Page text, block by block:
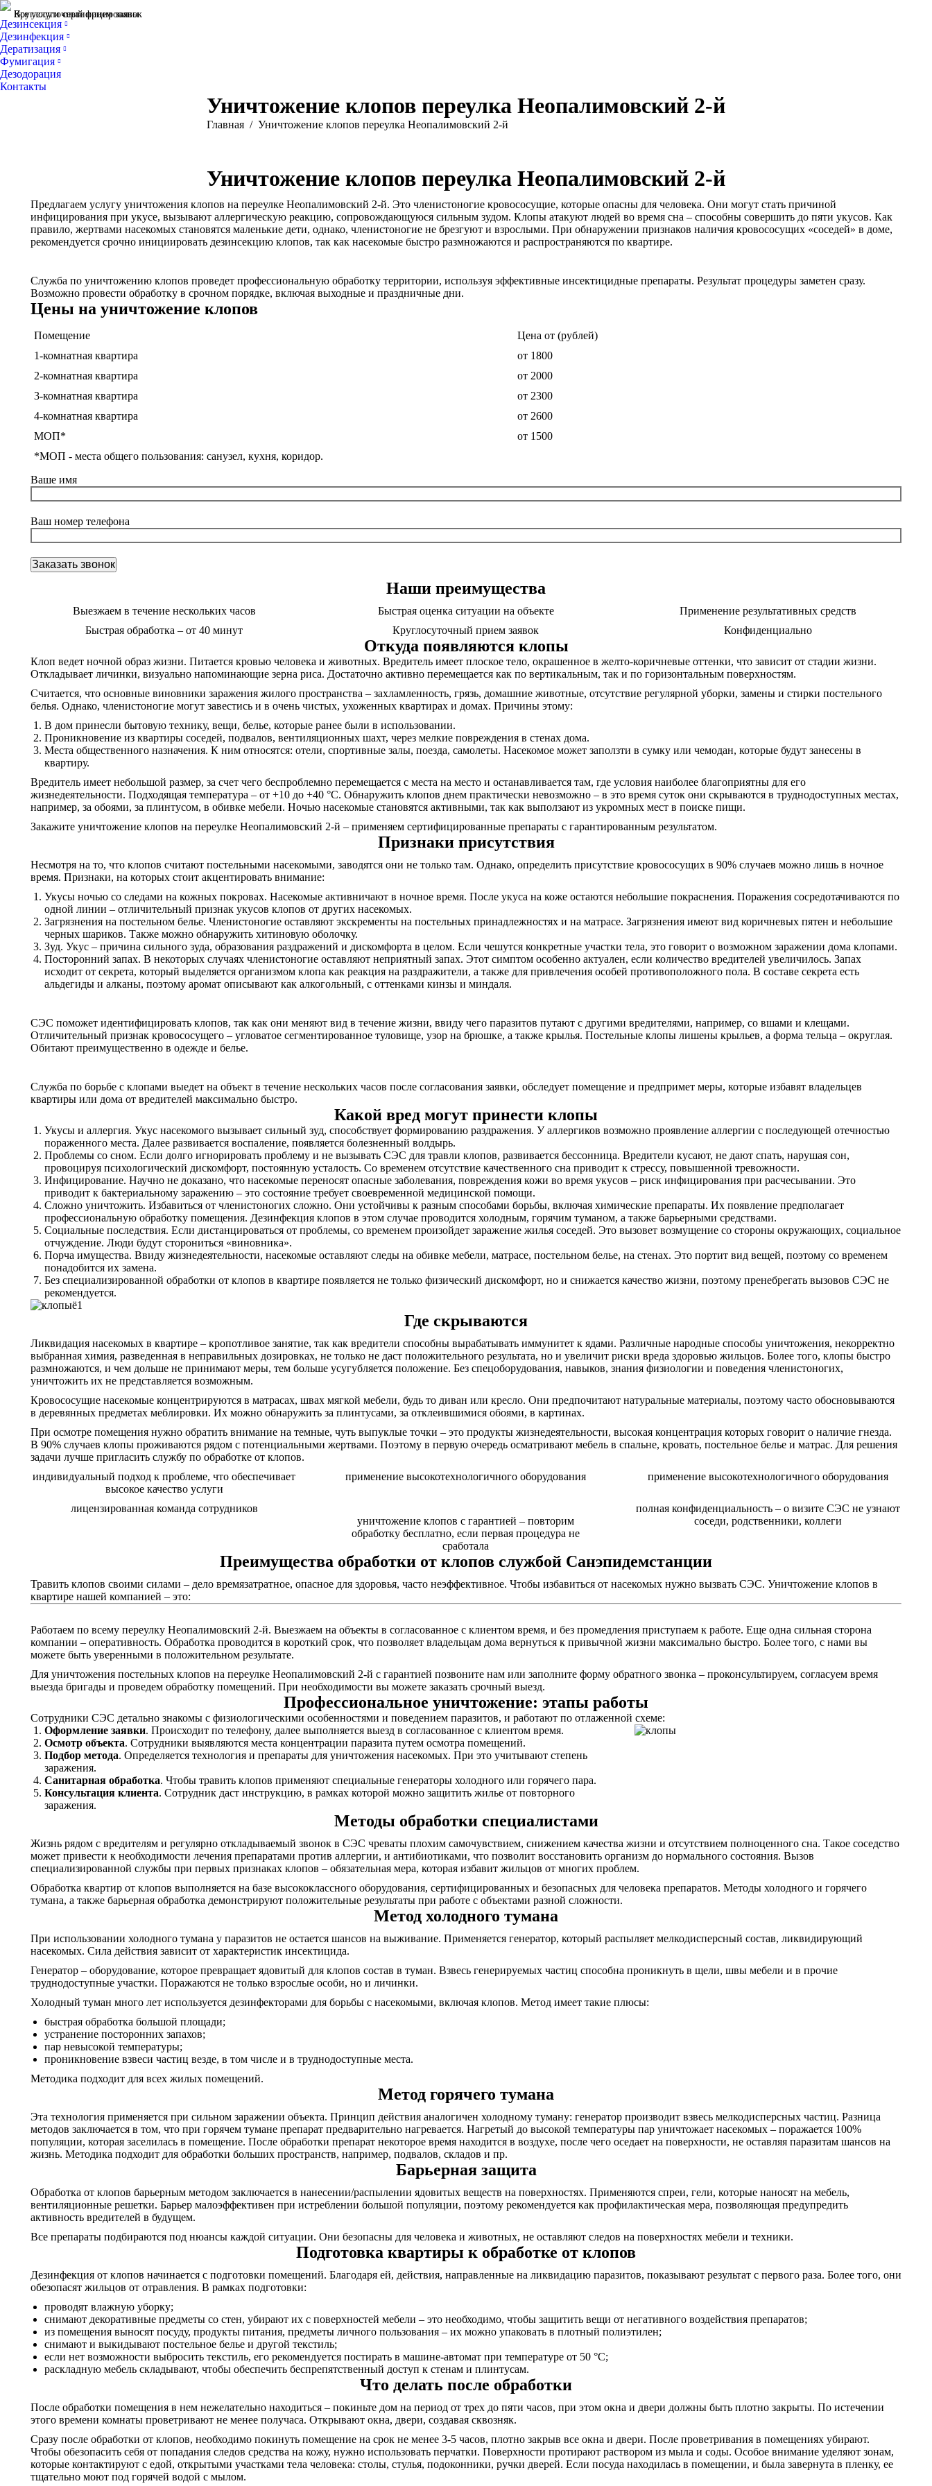
Все услуги сертифицированы
Круглосуточный прием заявок
Дезинсекция
Дезинфекция
Дератизация
Фумигация
Дезодорация
Контакты
Уничтожение клопов переулка Неопалимовский 2-й
Вы здесь:
Главная Уничтожение клопов переулка Неопалимовский 2-й
Уничтожение клопов переулка Неопалимовский 2-й
Предлагаем услугу уничтожения клопов на переулке Неопалимовский 2-й. Это членистоногие кровососущие, которые опасны для человека. Они могут стать причиной
инфицирования при укусе, вызывают аллергическую реакцию, сопровождающуюся сильным зудом. Клопы атакуют людей во время сна – способны совершить до пяти укусов. Как
правило, жертвами насекомых становятся маленькие дети, однако, членистоногие не брезгуют и взрослыми. При обнаружении признаков наличия кровососущих «соседей» в доме,
рекомендуется срочно инициировать дезинсекцию клопов, так как насекомые быстро размножаются и распространяются по квартире.
Служба по уничтожению клопов проведет профессиональную обработку территории, используя эффективные инсектицидные препараты. Результат процедуры заметен сразу.
Возможно провести обработку в срочном порядке, включая выходные и праздничные дни.
Цены на уничтожение клопов
Помещение
Цена от (рублей)
1-комнатная квартира
от 1800
2-комнатная квартира
от 2000
3-комнатная квартира
от 2300
4-комнатная квартира
от 2600
МОП*
от 1500
*МОП - места общего пользования: санузел, кухня, коридор.
Ваше имя
Ваш номер телефона
Наши преимущества
Выезжаем в течение нескольких часов Быстрая оценка ситуации на объекте
Применение результативных средств
Быстрая обработка – от 40 минут
Круглосуточный прием заявок Конфиденциально
Откуда появляются клопы
Клоп ведет ночной образ жизни. Питается кровью человека и животных. Вредитель имеет плоское тело, окрашенное в желто-коричневые оттенки, что зависит от стадии жизни.
Откладывает личинки, визуально напоминающие зерна риса. Достаточно активно перемещается как по вертикальным, так и по горизонтальным поверхностям.
Считается, что основные виновники заражения жилого пространства – захламленность, грязь, домашние животные, отсутствие регулярной уборки, замены и стирки постельного
белья. Однако, членистоногие могут завестись и в очень чистых, ухоженных квартирах и домах. Причины этому:
В дом принесли бытовую технику, вещи, белье, которые ранее были в использовании.
Проникновение из квартиры соседей, подвалов, вентиляционных шахт, через мелкие повреждения в стенах дома.
Места общественного назначения. К ним относятся: отели, спортивные залы, поезда, самолеты. Насекомое может заползти в сумку или чемодан, которые будут занесены в
квартиру.
Вредитель имеет небольшой размер, за счет чего беспроблемно перемещается с места на место и останавливается там, где условия наиболее благоприятны для его
жизнедеятельности. Подходящая температура – от +10 до +40 °С. Обнаружить клопов днем практически невозможно – в это время суток они скрываются в труднодоступных местах,
например, за обоями, за плинтусом, в обивке мебели. Ночью насекомые становятся активными, так как выползают из укромных мест в поиске пищи.
Закажите уничтожение клопов на переулке Неопалимовский 2-й – применяем сертифицированные препараты с гарантированным результатом.
Признаки присутствия
Несмотря на то, что клопов считают постельными насекомыми, заводятся они не только там. Однако, определить присутствие кровососущих в 90% случаев можно лишь в ночное
время. Признаки, на которых стоит акцентировать внимание:
Укусы ночью со следами на кожных покровах. Насекомые активничают в ночное время. После укуса на коже остаются небольшие покраснения. Поражения сосредотачиваются по
одной линии – отличительный признак укусов клопов от других насекомых.
Загрязнения на постельном белье. Членистоногие оставляют экскременты на постельных принадлежностях и на матрасе. Загрязнения имеют вид коричневых пятен и небольшие
черных шариков. Также можно обнаружить хитиновую оболочку.
Зуд. Укус – причина сильного зуда, образования раздражений и дискомфорта в целом. Если чешутся конкретные участки тела, это говорит о возможном заражении дома клопами.
Посторонний запах. В некоторых случаях членистоногие оставляют неприятный запах. Этот симптом особенно актуален, если количество вредителей увеличилось. Запах
исходит от секрета, который выделяется организмом клопа как реакция на раздражители, а также для привлечения особей противоположного пола. В составе секрета есть
альдегиды и алканы, поэтому аромат описывают как алкогольный, с оттенками кинзы и миндаля.
СЭС поможет идентифицировать клопов, так как они меняют вид в течение жизни, ввиду чего паразитов путают с другими вредителями, например, со вшами и клещами.
Отличительный признак кровососущего – угловатое сегментированное туловище, узор на брюшке, а также крылья. Постельные клопы лишены крыльев, а форма тельца – округлая.
Обитают преимущественно в одежде и белье.
Служба по борьбе с клопами выедет на объект в течение нескольких часов после согласования заявки, обследует помещение и предпримет меры, которые избавят владельцев
квартиры или дома от вредителей максимально быстро.
Какой вред могут принести клопы
Укусы и аллергия. Укус насекомого вызывает сильный зуд, способствует формированию раздражения. У аллергиков возможно проявление аллергии с последующей отечностью
пораженного места. Далее развивается воспаление, появляется болезненный волдырь.
Проблемы со сном. Если долго игнорировать проблему и не вызывать СЭС для травли клопов, развивается бессонница. Вредители кусают, не дают спать, нарушая сон,
провоцируя психологический дискомфорт, постоянную усталость. Со временем отсутствие качественного сна приводит к стрессу, повышенной тревожности.
Инфицирование. Научно не доказано, что насекомые переносят опасные заболевания, повреждения кожи во время укусов – риск инфицирования при расчесывании. Это
приводит к бактериальному заражению – это состояние требует своевременной медицинской помощи.
Сложно уничтожить. Избавиться от членистоногих сложно. Они устойчивы к разным способами борьбы, включая химические препараты. Их появление предполагает
профессиональную обработку помещения. Дезинфекция клопов в этом случае проводится холодным, горячим туманом, а также барьерными средствами.
Социальные последствия. Если дистанцироваться от проблемы, со временем произойдет заражение жилья соседей. Это вызовет возмущение со стороны окружающих, социальное
отчуждение. Люди будут сторониться «виновника».
Порча имущества. Ввиду жизнедеятельности, насекомые оставляют следы на обивке мебели, матрасе, постельном белье, на стенах. Это портит вид вещей, поэтому со временем
понадобится их замена.
Без специализированной обработки от клопов в квартире появляется не только физический дискомфорт, но и снижается качество жизни, поэтому пренебрегать вызовов СЭС не
рекомендуется.
Где скрываются
Ликвидация насекомых в квартире – кропотливое занятие, так как вредители способны вырабатывать иммунитет к ядами. Различные народные способы уничтожения, некорректно
выбранная химия, разведенная в неправильных дозировках, не только не даст положительного результата, но и увеличит риски вреда здоровью жильцов. Более того, клопы быстро
размножаются, и чем дольше не принимают меры, тем больше усугубляется положение. Без спецоборудования, навыков, знания физиологии и поведения членистоногих,
уничтожить их не представляется возможным.
Кровососущие насекомые концентрируются в матрасах, швах мягкой мебели, будь то диван или кресло. Они предпочитают натуральные материалы, поэтому часто обосновываются
в деревянных предметах меблировки. Их можно обнаружить за плинтусами, за отклеившимися обоями, в картинах.
При осмотре помещения нужно обратить внимание на темные, чуть выпуклые точки – это продукты жизнедеятельности, высокая концентрация которых говорит о наличие гнезда.
В 90% случаев клопы проживаются рядом с потенциальными жертвами. Поэтому в первую очередь осматривают мебель в спальне, кровать, постельное белье и матрас. Для решения
задачи лучше пригласить службу по обработке от клопов.
индивидуальный подход к проблеме, что обеспечивает
высокое качество услуги
применение высокотехнологичного оборудования применение высокотехнологичного оборудования
лицензированная команда сотрудников
уничтожение клопов с гарантией – повторим
обработку бесплатно, если первая процедура не
сработала
полная конфиденциальность – о визите СЭС не узнают
соседи, родственники, коллеги
Преимущества обработки от клопов службой Санэпидемстанции
Травить клопов своими силами – дело времязатратное, опасное для здоровья, часто неэффективное. Чтобы избавиться от насекомых нужно вызвать СЭС. Уничтожение клопов в
квартире нашей компанией – это:
Работаем по всему переулку Неопалимовский 2-й. Выезжаем на объекты в согласованное с клиентом время, и без промедления приступаем к работе. Еще одна сильная сторона
компании – оперативность. Обработка проводится в короткий срок, что позволяет владельцам дома вернуться к привычной жизни максимально быстро. Более того, с нами вы
можете быть уверенными в положительном результате.
Для уничтожения постельных клопов на переулке Неопалимовский 2-й с гарантией позвоните нам или заполните форму обратного звонка – проконсультируем, согласуем время
выезда бригады и проведем обработку помещений. При необходимости вы можете заказать срочный выезд.
Профессиональное уничтожение: этапы работы
Сотрудники СЭС детально знакомы с физиологическими особенностями и поведением паразитов, и работают по отлаженной схеме:
Оформление заявки. Происходит по телефону, далее выполняется выезд в согласованное с клиентом время.
Осмотр объекта. Сотрудники выявляются места концентрации паразита путем осмотра помещений.
Подбор метода. Определяется технология и препараты для уничтожения насекомых. При это учитывают степень
заражения.
Санитарная обработка. Чтобы травить клопов применяют специальные генераторы холодного или горячего пара.
Консультация клиента. Сотрудник даст инструкцию, в рамках которой можно защитить жилье от повторного
заражения.
Методы обработки специалистами
Жизнь рядом с вредителям и регулярно откладываемый звонок в СЭС чреваты плохим самочувствием, снижением качества жизни и отсутствием полноценного сна. Такое соседство
может привести к необходимости лечения препаратами против аллергии, и антибиотиками, что позволит восстановить организм до нормального состояния. Вызов
специализированной службы при первых признаках клопов – обязательная мера, которая избавит жильцов от многих проблем.
Обработка квартир от клопов выполняется на базе высококлассного оборудования, сертифицированных и безопасных для человека препаратов. Методы холодного и горячего
тумана, а также барьерная обработка демонстрируют положительные результаты при работе с объектами разной сложности.
Метод холодного тумана
При использовании холодного тумана у паразитов не остается шансов на выживание. Применяется генератор, который распыляет мелкодисперсный состав, ликвидирующий
насекомых. Сила действия зависит от характеристик инсектицида.
Генератор – оборудование, которое превращает ядовитый для клопов состав в туман. Взвесь генерируемых частиц способна проникнуть в щели, швы мебели и в прочие
труднодоступные участки. Поражаются не только взрослые особи, но и личинки.
Холодный туман много лет используется дезинфекторами для борьбы с насекомыми, включая клопов. Метод имеет такие плюсы:
быстрая обработка большой площади;
устранение посторонних запахов;
пар невысокой температуры;
проникновение взвеси частиц везде, в том числе и в труднодоступные места.
Методика подходит для всех жилых помещений.
Метод горячего тумана
Эта технология применяется при сильном заражении объекта. Принцип действия аналогичен холодному туману: генератор производит взвесь мелкодисперсных частиц. Разница
методов заключается в том, что при горячем тумане препарат предварительно нагревается. Нагретый до высокой температуры пар уничтожает насекомых – поражается 100%
популяции, которая заселилась в помещение. После обработки препарат некоторое время находится в воздухе, после чего оседает на поверхности, не оставляя паразитам шансов на
жизнь. Методика подходит для обработки больших пространств, например, подвалов, складов и пр.
Барьерная защита
Обработка от клопов барьерным методом заключается в нанесении/распылении ядовитых веществ на поверхностях. Применяются спреи, гели, которые наносят на мебель,
вентиляционные решетки. Барьер малоэффективен при истреблении большой популяции, поэтому рекомендуется как профилактическая мера, позволяющая предупредить
активность вредителей в будущем.
Все препараты подбираются под нюансы каждой ситуации. Они безопасны для человека и животных, не оставляют следов на поверхностях мебели и техники.
Подготовка квартиры к обработке от клопов
Дезинфекция от клопов начинается с подготовки помещений. Благодаря ей, действия, направленные на ликвидацию паразитов, показывают результат с первого раза. Более того, они
обезопасят жильцов от отравления. В рамках подготовки:
проводят влажную уборку;
снимают декоративные предметы со стен, убирают их с поверхностей мебели – это необходимо, чтобы защитить вещи от негативного воздействия препаратов;
из помещения выносят посуду, продукты питания, предметы личного пользования – их можно упаковать в плотный полиэтилен;
снимают и выкидывают постельное белье и другой текстиль;
если нет возможности выбросить текстиль, его рекомендуется постирать в машине-автомат при температуре от 50 °C;
раскладную мебель складывают, чтобы обеспечить беспрепятственный доступ к стенам и плинтусам.
Что делать после обработки
После обработки помещения в нем нежелательно находиться – покиньте дом на период от трех до пяти часов, при этом окна и двери должны быть плотно закрыты. По истечении
этого времени комнаты проветривают не менее получаса. Открывают окна, двери, создавая сквозняк.
Сразу после обработки от клопов, необходимо покинуть помещение на срок не менее 3-5 часов, плотно закрыв все окна и двери. После проветривания в помещениях убирают.
Чтобы обезопасить себя от попадания следов средства на кожу, нужно использовать перчатки. Поверхности протирают раствором из мыла и соды. Особое внимание уделяют зонам,
которые контактируют с едой, открытыми участками тела человека: столы, стулья, подоконники, ручки дверей. Если посуда находилась в помещении, и была завернута в пленку, ее
тщательно моют под горячей водой с мылом.